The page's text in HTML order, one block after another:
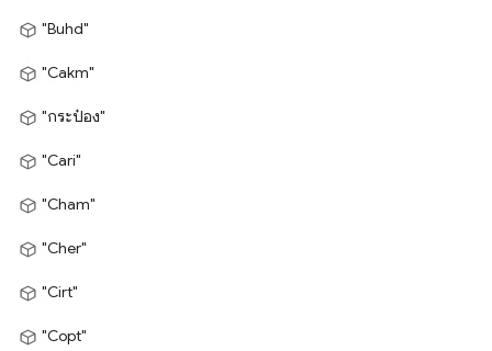
"Buhd"
"Cakm"
"กระป๋อง"
"Cari"
"Cham"
"Cher"
"Cirt"
"Copt"